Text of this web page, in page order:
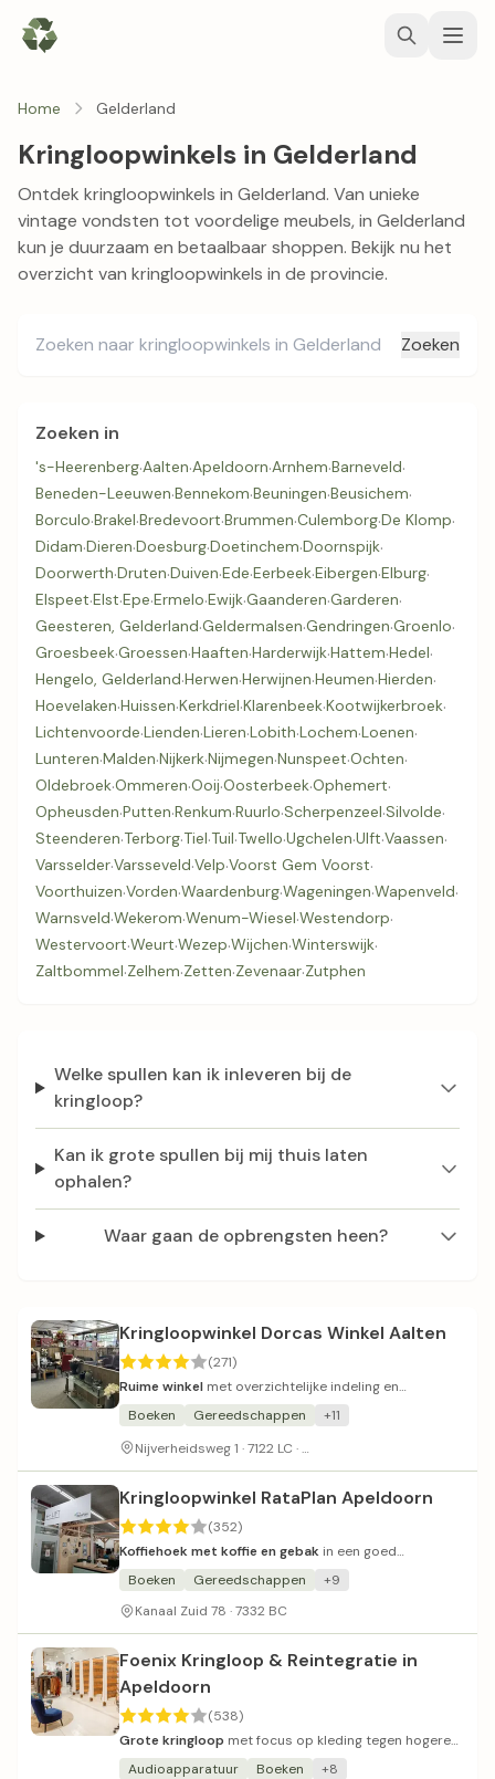
Home Gelderland
Kringloopwinkels in Gelderland
Ontdek kringloopwinkels in Gelderland. Van unieke
vintage vondsten tot voordelige meubels, in Gelderland
kun je duurzaam en betaalbaar shoppen. Bekijk nu het
overzicht van kringloopwinkels in de provincie.
Zoeken
Zoeken in
's-Heerenberg·Aalten·Apeldoorn·Arnhem·Barneveld·
Beneden-Leeuwen·Bennekom·Beuningen·Beusichem·
Borculo·Brakel·Bredevoort·Brummen·Culemborg·De Klomp·
Didam·Dieren·Doesburg·Doetinchem·Doornspijk·
Doorwerth·Druten·Duiven·Ede·Eerbeek·Eibergen·Elburg·
Elspeet·Elst·Epe·Ermelo·Ewijk·Gaanderen·Garderen·
Geesteren, Gelderland·Geldermalsen·Gendringen·Groenlo·
Groesbeek·Groessen·Haaften·Harderwijk·Hattem·Hedel·
Hengelo, Gelderland·Herwen·Herwijnen·Heumen·Hierden·
Hoevelaken·Huissen·Kerkdriel·Klarenbeek·Kootwijkerbroek·
Lichtenvoorde·Lienden·Lieren·Lobith·Lochem·Loenen·
Lunteren·Malden·Nijkerk·Nijmegen·Nunspeet·Ochten·
Oldebroek·Ommeren·Ooij·Oosterbeek·Ophemert·
Opheusden·Putten·Renkum·Ruurlo·Scherpenzeel·Silvolde·
Steenderen·Terborg·Tiel·Tuil·Twello·Ugchelen·Ulft·Vaassen·
Varsselder·Varsseveld·Velp·Voorst Gem Voorst·
Voorthuizen·Vorden·Waardenburg·Wageningen·Wapenveld·
Warnsveld·Wekerom·Wenum-Wiesel·Westendorp·
Westervoort·Weurt·Wezep·Wijchen·Winterswijk·
Zaltbommel·Zelhem·Zetten·Zevenaar·Zutphen
Welke spullen kan ik inleveren bij de
kringloop?
Kan ik grote spullen bij mij thuis laten
ophalen?
Waar gaan de opbrengsten heen?
Kringloopwinkel Dorcas Winkel Aalten
(271)
Ruime winkel met overzichtelijke indeling en
vriendelijk personeel.
Boeken Gereedschappen
+11
Nijverheidsweg 1 · 7122 LC ·
Kringloopwinkel RataPlan Apeldoorn
(352)
Koffiehoek met koffie en gebak in een goed
georganiseerde kringloopwinkel.
Boeken Gereedschappen
+9
Kanaal Zuid 78 · 7332 BC
Foenix Kringloop & Reintegratie in
Apeldoorn
(538)
Grote kringloop met focus op kleding tegen hogere
prijzen.
Audioapparatuur Boeken
+8